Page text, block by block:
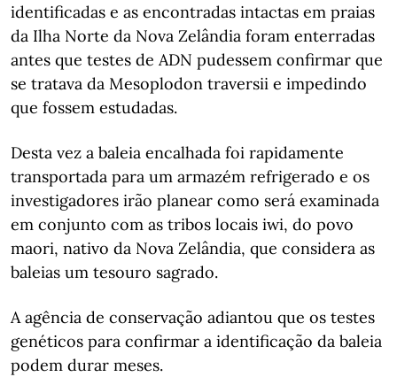
identificadas e as encontradas intactas em praias
da Ilha Norte da Nova Zelândia foram enterradas
antes que testes de ADN pudessem confirmar que
se tratava da Mesoplodon traversii e impedindo
que fossem estudadas.
Desta vez a baleia encalhada foi rapidamente
transportada para um armazém refrigerado e os
investigadores irão planear como será examinada
em conjunto com as tribos locais iwi, do povo
maori, nativo da Nova Zelândia, que considera as
baleias um tesouro sagrado.
A agência de conservação adiantou que os testes
genéticos para confirmar a identificação da baleia
podem durar meses.